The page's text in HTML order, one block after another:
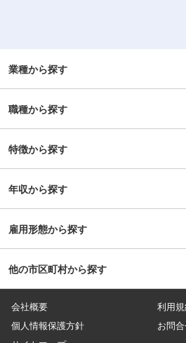
除、料理など） ■身体介護： 起床・就寝・
浴・食事の介助など ■医療的ケア： たん
引、経管栄養（胃ろう・腸ろう） な
必ず同行し、業務の流れや注意点を徹底的
業種から探す
職種から探す
特徴から探す
年収から探す
雇用形態から探す
他の市区町村から探す
会社概要
利用規
個人情報保護方針
お問